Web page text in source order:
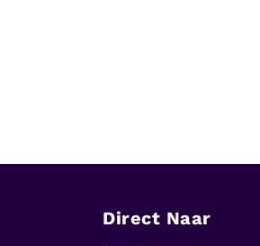
Direct Naar